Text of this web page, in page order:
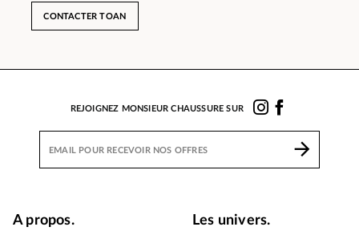
CONTACTER TOAN
REJOIGNEZ MONSIEUR CHAUSSURE SUR
A propos. Les univers.